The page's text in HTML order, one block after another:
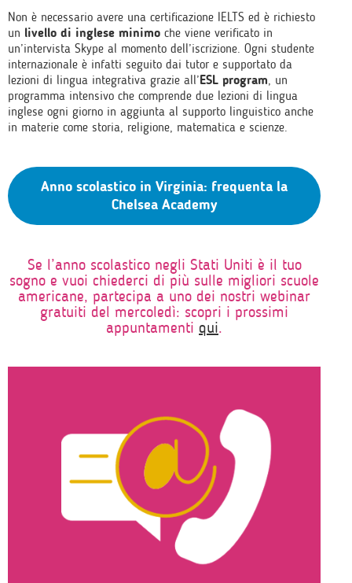
Non è necessario avere una certificazione IELTS ed è richiesto
un livello di inglese minimo che viene verificato in
un’intervista Skype al momento dell’iscrizione. Ogni studente
internazionale è infatti seguito dai tutor e supportato da
lezioni di lingua integrativa grazie all’ESL program, un
programma intensivo che comprende due lezioni di lingua
inglese ogni giorno in aggiunta al supporto linguistico anche
in materie come storia, religione, matematica e scienze.
Anno scolastico in Virginia: frequenta la
Chelsea Academy
Se l’anno scolastico negli Stati Uniti è il tuo
sogno e vuoi chiederci di più sulle migliori scuole
americane, partecipa a uno dei nostri webinar
gratuiti del mercoledì: scopri i prossimi
appuntamenti qui.